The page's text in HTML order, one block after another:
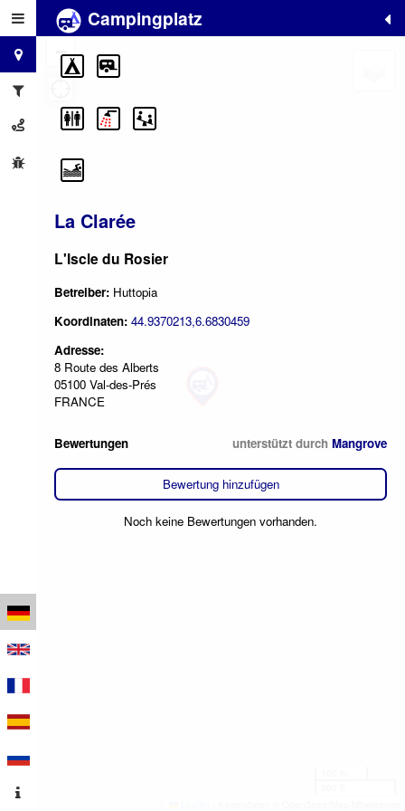
Campingplatz
La Clarée
L'Iscle du Rosier
Betreiber: Huttopia
Koordinaten: 44.9370213,6.6830459
Adresse:
8 Route des Alberts
05100 Val-des-Prés
FRANCE
Bewertungen unterstützt durch Mangrove
Bewertung hinzufügen
Noch keine Bewertungen vorhanden.
+
−